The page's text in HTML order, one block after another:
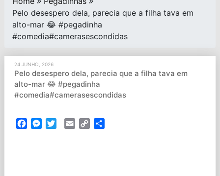
Pelo desespero dela, parecia que a filha tava em
alto-mar 😂 #pegadinha
#comedia#camerasescondidas
24 JUNHO, 2026
Pelo desespero dela, parecia que a filha tava em
alto-mar 😂 #pegadinha
#comedia#camerasescondidas
FacebookMessenger
TwitterEmail Copy